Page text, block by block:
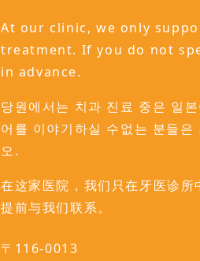
At our clinic, we only
treatment. If you do not
in advance.
당원에서는 치과 진료 중은 일
어를 이야기하실 수없는 분들
오.
在这家医院，我们只在牙医诊
提前与我们联系。
〒116-0013